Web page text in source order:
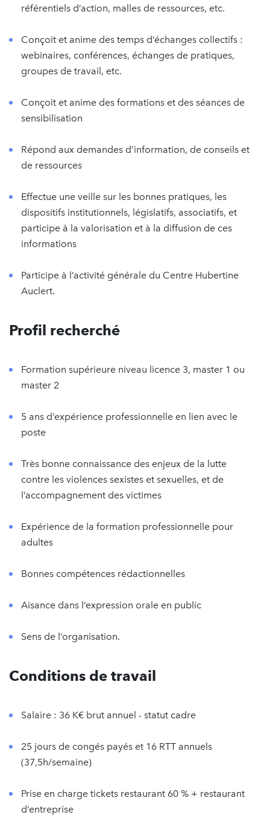
référentiels d’action, malles de ressources, etc.
Conçoit et anime des temps d’échanges collectifs :
webinaires, conférences, échanges de pratiques,
groupes de travail, etc.
Conçoit et anime des formations et des séances de
sensibilisation
Répond aux demandes d’information, de conseils et
de ressources
Effectue une veille sur les bonnes pratiques, les
dispositifs institutionnels, législatifs, associatifs, et
participe à la valorisation et à la diffusion de ces
informations
Participe à l’activité générale du Centre Hubertine
Auclert.
Profil recherché
Formation supérieure niveau licence 3, master 1 ou
master 2
5 ans d’expérience professionnelle en lien avec le
poste
Très bonne connaissance des enjeux de la lutte
contre les violences sexistes et sexuelles, et de
l’accompagnement des victimes
Expérience de la formation professionnelle pour
adultes
Bonnes compétences rédactionnelles
Aisance dans l’expression orale en public
Sens de l’organisation.
Conditions de travail
Salaire : 36 K€ brut annuel - statut cadre
25 jours de congés payés et 16 RTT annuels
(37,5h/semaine)
Prise en charge tickets restaurant 60 % + restaurant
d’entreprise